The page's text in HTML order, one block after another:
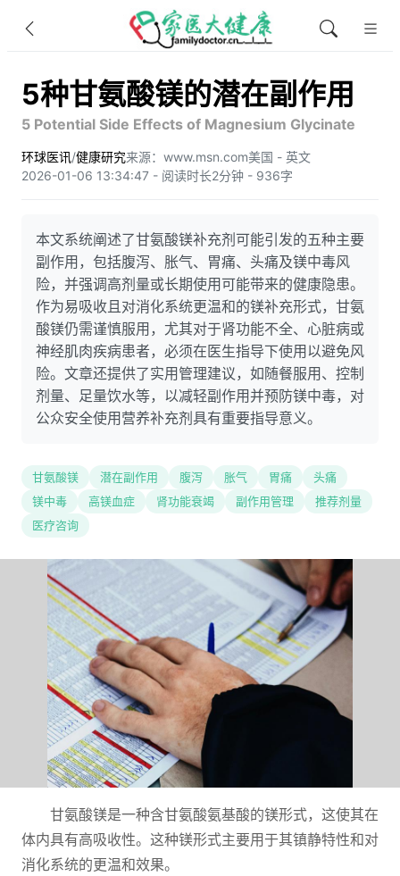
5种甘氨酸镁的潜在副作用
5 Potential Side Effects of Magnesium Glycinate
环球医讯/健康研究来源：www.msn.com美国 - 英文
2026-01-06 13:34:47 - 阅读时长2分钟 - 936字
本文系统阐述了甘氨酸镁补充剂可能引发的五种主要
副作用，包括腹泻、胀气、胃痛、头痛及镁中毒风
险，并强调高剂量或长期使用可能带来的健康隐患。
作为易吸收且对消化系统更温和的镁补充形式，甘氨
酸镁仍需谨慎服用，尤其对于肾功能不全、心脏病或
神经肌肉疾病患者，必须在医生指导下使用以避免风
险。文章还提供了实用管理建议，如随餐服用、控制
剂量、足量饮水等，以减轻副作用并预防镁中毒，对
公众安全使用营养补充剂具有重要指导意义。
甘氨酸镁 潜在副作用 腹泻 胀气 胃痛
头痛
镁中毒
高镁血症 肾功能衰竭 副作用管理
推荐剂量
医疗咨询
甘氨酸镁是一种含甘氨酸氨基酸的镁形式，这使其在
体内具有高吸收性。这种镁形式主要用于其镇静特性和对
消化系统的更温和效果。